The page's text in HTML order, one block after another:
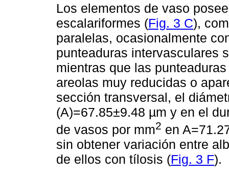
Los elementos de vaso
escalariformes (Fig. 3 C),
paralelas, ocasionalmente
punteaduras intervasculares
mientras que las
areolas muy reducidas o
sección transversal, el
(A)=67.85±9.48 µm y en el
de vasos por mm2 en
sin obtener variación entre
de ellos con tílosis (Fig. 3 F).